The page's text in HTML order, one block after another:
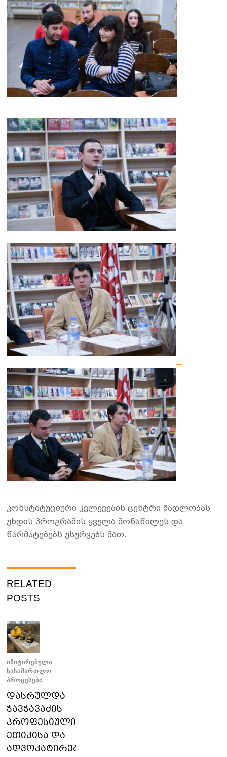
კონსტიტუციური კვლევების ცენტრი მადლობას
უხდის პროგრამის ყველა მონაწილეს და
წარმატებებს უსურვებს მათ.
RELATED
POSTS
ᲘᲛᲘᲢᲘᲠᲔᲑᲣᲚᲘ
ᲡᲐᲡᲐᲛᲐᲠᲗᲚᲝ
ᲞᲠᲝᲪᲔᲡᲔᲑᲘ /
დასრულდა
ჭავჭავაძის
პროფესიული
ეთიკისა და
ადვოკატირების